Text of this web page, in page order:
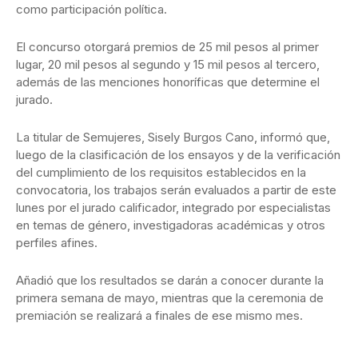
como participación política.
El concurso otorgará premios de 25 mil pesos al primer
lugar, 20 mil pesos al segundo y 15 mil pesos al tercero,
además de las menciones honoríficas que determine el
jurado.
La titular de Semujeres, Sisely Burgos Cano, informó que,
luego de la clasificación de los ensayos y de la verificación
del cumplimiento de los requisitos establecidos en la
convocatoria, los trabajos serán evaluados a partir de este
lunes por el jurado calificador, integrado por especialistas
en temas de género, investigadoras académicas y otros
perfiles afines.
Añadió que los resultados se darán a conocer durante la
primera semana de mayo, mientras que la ceremonia de
premiación se realizará a finales de ese mismo mes.